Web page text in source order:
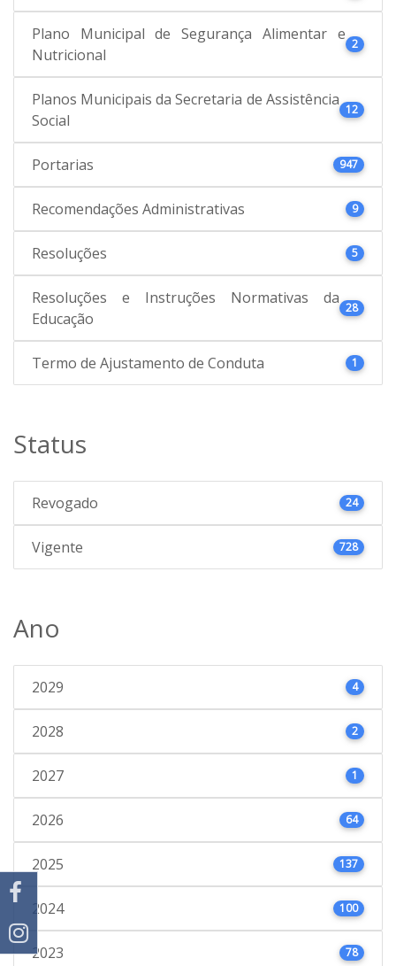
Plano Municipal de Segurança Alimentar e
Nutricional
2
Planos Municipais da Secretaria de Assistência
Social
12
Portarias 947
Recomendações Administrativas 9
Resoluções 5
Resoluções e Instruções Normativas da
Educação
28
Termo de Ajustamento de Conduta 1
Status
Revogado 24
Vigente 728
Ano
2029 4
2028 2
2027 1
2026 64
2025 137
2024 100
2023 78